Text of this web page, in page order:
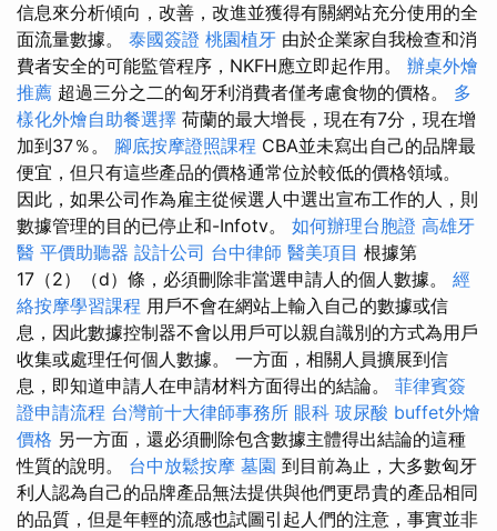
信息來分析傾向，改善，改進並獲得有關網站充分使用的全
面流量數據。 泰國簽證 桃園植牙 由於企業家自我檢查和消
費者安全的可能監管程序，NKFH應立即起作用。 辦桌外燴
推薦 超過三分之二的匈牙利消費者僅考慮食物的價格。 多
樣化外燴自助餐選擇 荷蘭的最大增長，現在有7分，現在增
加到37％。 腳底按摩證照課程 CBA並未寫出自己的品牌最
便宜，但只有這些產品的價格通常位於較低的價格領域。
因此，如果公司作為雇主從候選人中選出宣布工作的人，則
數據管理的目的已停止和-Infotv。 如何辦理台胞證 高雄牙
醫 平價助聽器 設計公司 台中律師 醫美項目 根據第
17（2）（d）條，必須刪除非當選申請人的個人數據。 經
絡按摩學習課程 用戶不會在網站上輸入自己的數據或信
息，因此數據控制器不會以用戶可以親自識別的方式為用戶
收集或處理任何個人數據。 一方面，相關人員擴展到信
息，即知道申請人在申請材料方面得出的結論。 菲律賓簽
證申請流程 台灣前十大律師事務所 眼科 玻尿酸 buffet外燴
價格 另一方面，還必須刪除包含數據主體得出結論的這種
性質的說明。 台中放鬆按摩 墓園 到目前為止，大多數匈牙
利人認為自己的品牌產品無法提供與他們更昂貴的產品相同
的品質，但是年輕的流感也試圖引起人們的注意，事實並非